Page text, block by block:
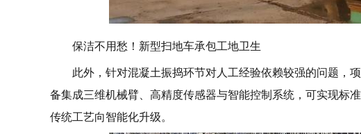
保洁不用愁！新型扫地车承包工地卫生
此外，针对混凝土振捣环节对人工经验依赖较强的问题，
备集成三维机械臂、高精度传感器与智能控制系统，可实现标
传统工艺向智能化升级。